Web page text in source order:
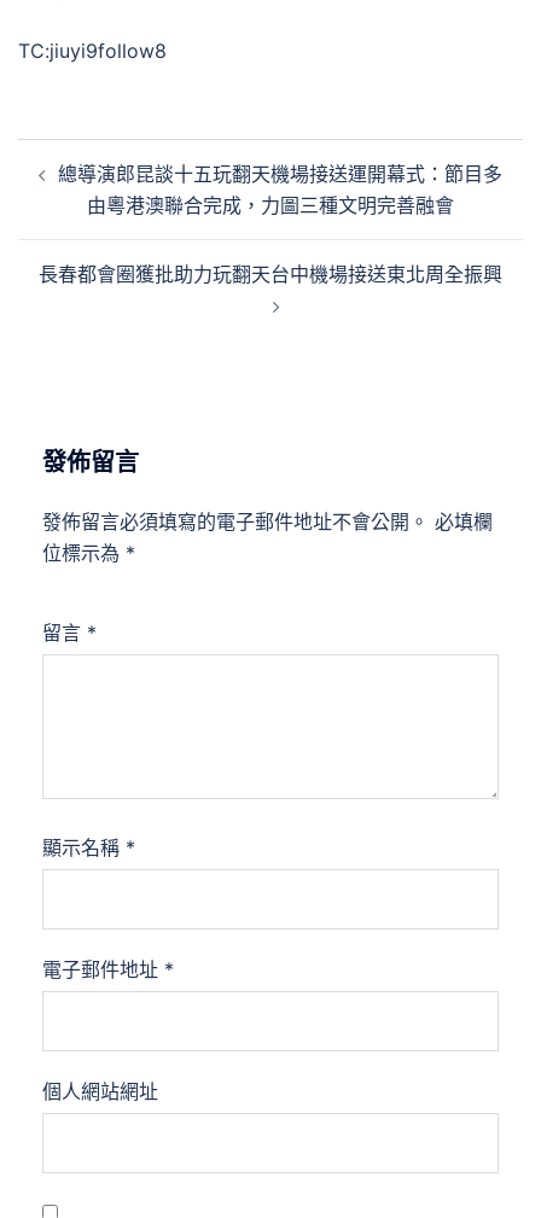
TC:jiuyi9follow8
章 總導演郎昆談十五玩翻天機場接送運開幕式：節目多
由粵港澳聯合完成，力圖三種文明完善融會
長春都會圈獲批助力玩翻天台中機場接送東北周全振興
發佈留言
發佈留言必須填寫的電子郵件地址不會公開。 必填欄
位標示為 *
留言 *
顯示名稱 *
電子郵件地址 *
個人網站網址